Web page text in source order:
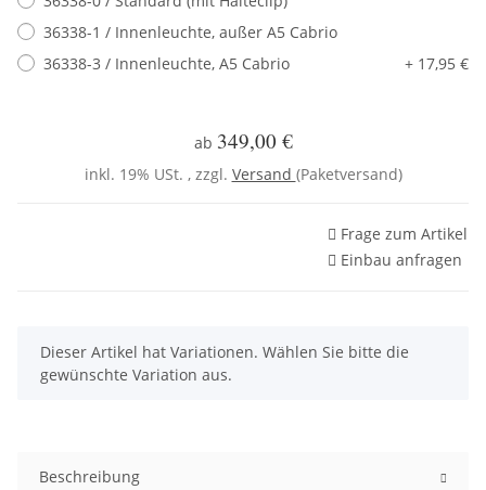
36338-1 / Innenleuchte, außer A5 Cabrio
36338-3 / Innenleuchte, A5 Cabrio
+ 17,95 €
ab 349,00 €
inkl. 19% USt. , zzgl. Versand (Paketversand)
Frage zum Artikel
Einbau anfragen
x
Dieser Artikel hat Variationen. Wählen Sie bitte die
gewünschte Variation aus.
Beschreibung